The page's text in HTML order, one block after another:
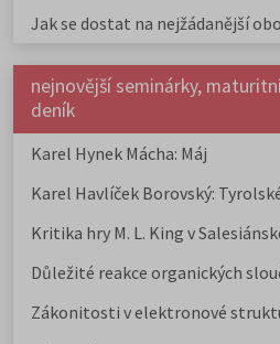
Jak se dostat na nejžádanější
nejnovější seminárky,
deník
Karel Hynek Mácha: Máj
Karel Havlíček Borovský:
Kritika hry M. L. King v
Důležité reakce organických
Zákonitosti v elektronové